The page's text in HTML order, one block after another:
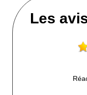
Les